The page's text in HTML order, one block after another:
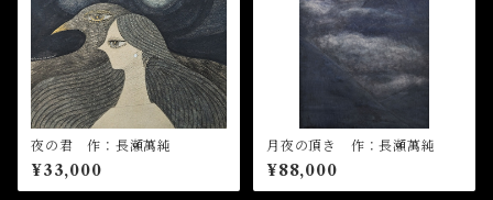
夜の君 作：長瀬萬純
¥33,000
月夜の頂き 作：長瀬萬純
¥88,000